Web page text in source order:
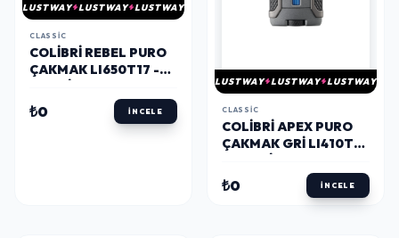
LUSTWAY LUSTWAY LUSTWAY
CLASSIC
COLIBRI REBEL PURO
ÇAKMAK LI650T17 -
₺0 İNCELE
LUSTWAY LUSTWAY LUSTWAY
CLASSIC
COLIBRI APEX PURO
ÇAKMAK GRI LI410T11
₺0 İNCELE